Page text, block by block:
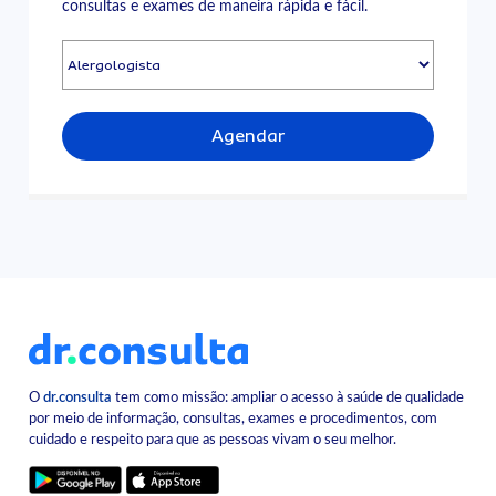
consultas e exames de maneira rápida e fácil.
Agendar
Odr.consulta tem como missão: ampliar o acesso à saúde de qualidade
por meio de informação, consultas, exames e procedimentos, com
cuidado e respeito para que as pessoas vivam o seu melhor.